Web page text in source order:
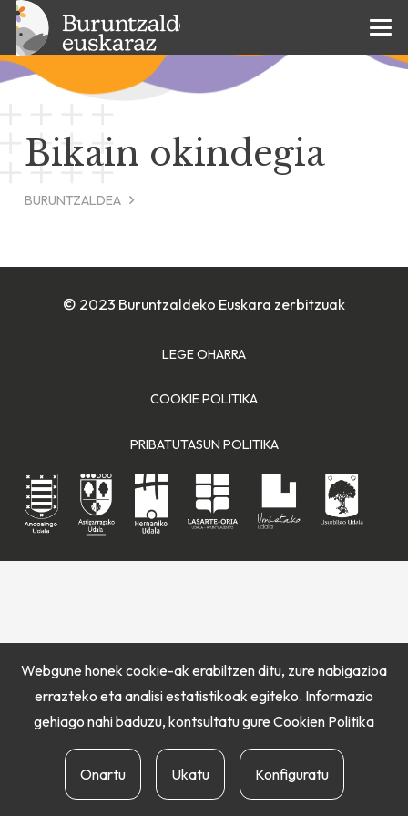
Bikain okindegia
BURUNTZALDEA
© 2023 Buruntzaldeko Euskara zerbitzuak
LEGE OHARRA
COOKIE POLITIKA
PRIBATUTASUN POLITIKA
Webgune honek cookie-ak erabiltzen ditu, zure nabigazioa
errazteko eta analisi estatistikoak egiteko. Informazio
gehiago nahi baduzu, kontsultatu gure Cookien Politika
Onartu Ukatu Konfiguratu